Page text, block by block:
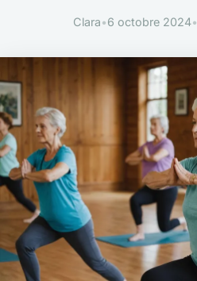
Clara•6 octobre 2024•